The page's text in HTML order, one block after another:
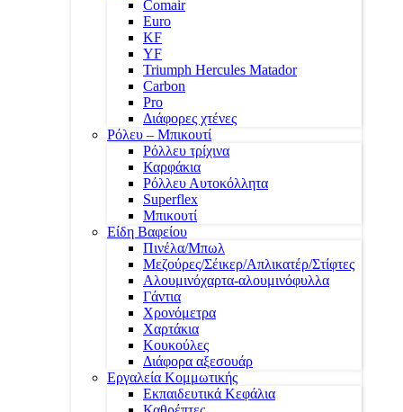
Comair
Euro
KF
YF
Triumph Hercules Matador
Carbon
Pro
Διάφορες χτένες
Ρόλευ – Μπικουτί
Ρόλλευ τρίχινα
Καρφάκια
Ρόλλευ Αυτοκόλλητα
Superflex
Μπικουτί
Είδη Βαφείου
Πινέλα/Μπωλ
Μεζούρες/Σέικερ/Απλικατέρ/Στίφτες
Αλουμινόχαρτα-αλουμινόφυλλα
Γάντια
Χρονόμετρα
Χαρτάκια
Κουκούλες
Διάφορα αξεσουάρ
Εργαλεία Κομμωτικής
Εκπαιδευτικά Κεφάλια